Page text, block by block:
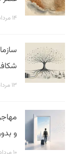
۱۴ مرداد ۱۴۰۵
۱۳ مرداد ۱۴۰۵
و